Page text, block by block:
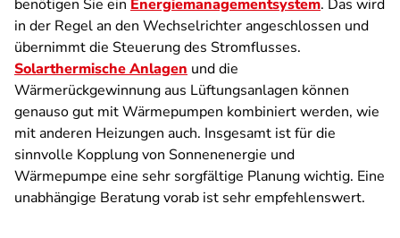
benötigen Sie ein Energiemanagementsystem. Das wird
in der Regel an den Wechselrichter angeschlossen und
übernimmt die Steuerung des Stromflusses.
Solarthermische Anlagen und die
Wärmerückgewinnung aus Lüftungsanlagen können
genauso gut mit Wärmepumpen kombiniert werden, wie
mit anderen Heizungen auch. Insgesamt ist für die
sinnvolle Kopplung von Sonnenenergie und
Wärmepumpe eine sehr sorgfältige Planung wichtig. Eine
unabhängige Beratung vorab ist sehr empfehlenswert.